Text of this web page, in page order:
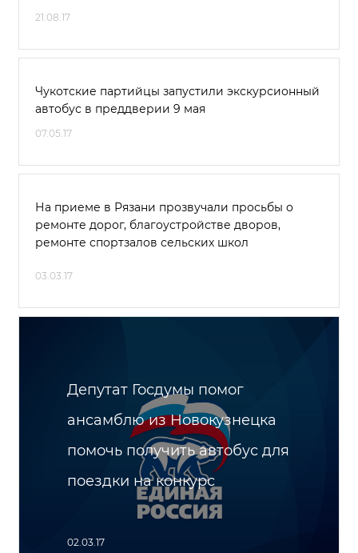
21.08.17
Чукотские партийцы запустили экскурсионный
автобус в преддверии 9 мая
07.05.17
На приеме в Рязани прозвучали просьбы о
ремонте дорог, благоустройстве дворов,
ремонте спортзалов сельских школ
03.03.17
Депутат Госдумы помог
ансамблю из Новокузнецка
помочь получить автобус для
поездки на конкурс
02.03.17